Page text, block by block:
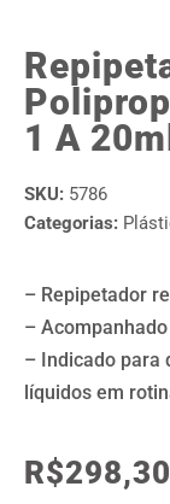
1 A
SKU: 5786
Categorias:
– Repipetador
–
– Indicado para
líquidos em
R$298,30